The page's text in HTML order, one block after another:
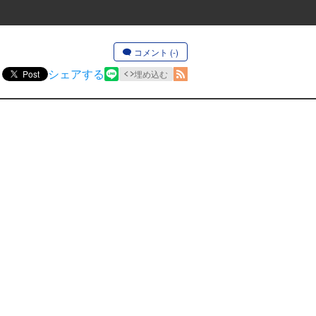
コメント (-)
Post シェアする 埋め込む